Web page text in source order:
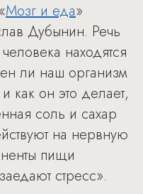
Мозг и еда»
Дубынин. Речь
находятся
ли наш организм
как он это делает,
соль и сахар
на нервную
пищи
стресс».